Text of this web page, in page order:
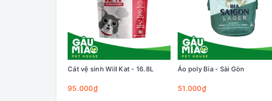
Cát vệ sinh Will Kat - 16.8L
95.000₫
Áo poly Bia - Sài Gòn
51.000₫